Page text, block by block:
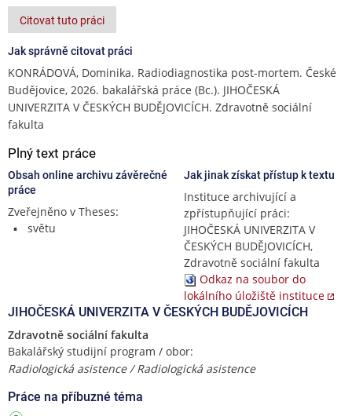
Citovat tuto práci
Jak správně citovat práci
KONRÁDOVÁ, Dominika. Radiodiagnostika post-mortem. České
Budějovice, 2026. bakalářská práce (Bc.). JIHOČESKÁ
UNIVERZITA V ČESKÝCH BUDĚJOVICÍCH. Zdravotně sociální
fakulta
Plný text práce
Obsah online archivu závěrečné
práce
Zveřejněno v Theses:
světu
Jak jinak získat přístup k textu
Instituce archivující a
zpřístupňující práci:
JIHOČESKÁ UNIVERZITA V
ČESKÝCH BUDĚJOVICÍCH,
Zdravotně sociální fakulta
Odkaz na soubor do
lokálního úložiště instituce
JIHOČESKÁ UNIVERZITA V ČESKÝCH BUDĚJOVICÍCH
Zdravotně sociální fakulta
Bakalářský studijní program / obor:
Radiologická asistence / Radiologická asistence
Práce na příbuzné téma